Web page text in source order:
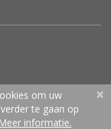
×
om uw
te gaan op
Meer informatie.